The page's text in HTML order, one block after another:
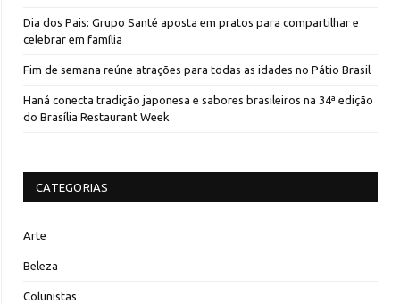
Dia dos Pais: Grupo Santé aposta em pratos para compartilhar e
celebrar em família
Fim de semana reúne atrações para todas as idades no Pátio Brasil
Haná conecta tradição japonesa e sabores brasileiros na 34ª edição
do Brasília Restaurant Week
CATEGORIAS
Arte
Beleza
Colunistas